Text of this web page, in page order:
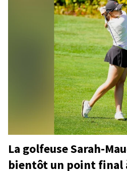
La golfeuse Sarah-
bientôt un point final